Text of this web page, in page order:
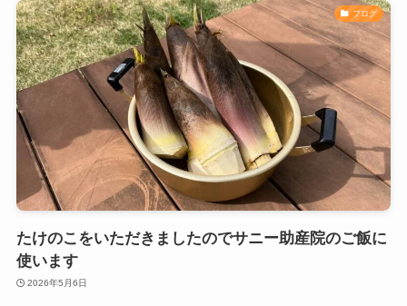
ブログ
たけのこをいただきましたのでサニー助産院のご飯に
使います
2026年5月6日